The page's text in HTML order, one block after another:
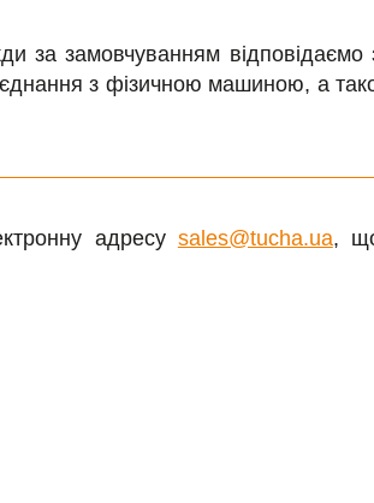
за замовчуванням відповідаємо
з фізичною машиною, а
адресу sales@tucha.ua,